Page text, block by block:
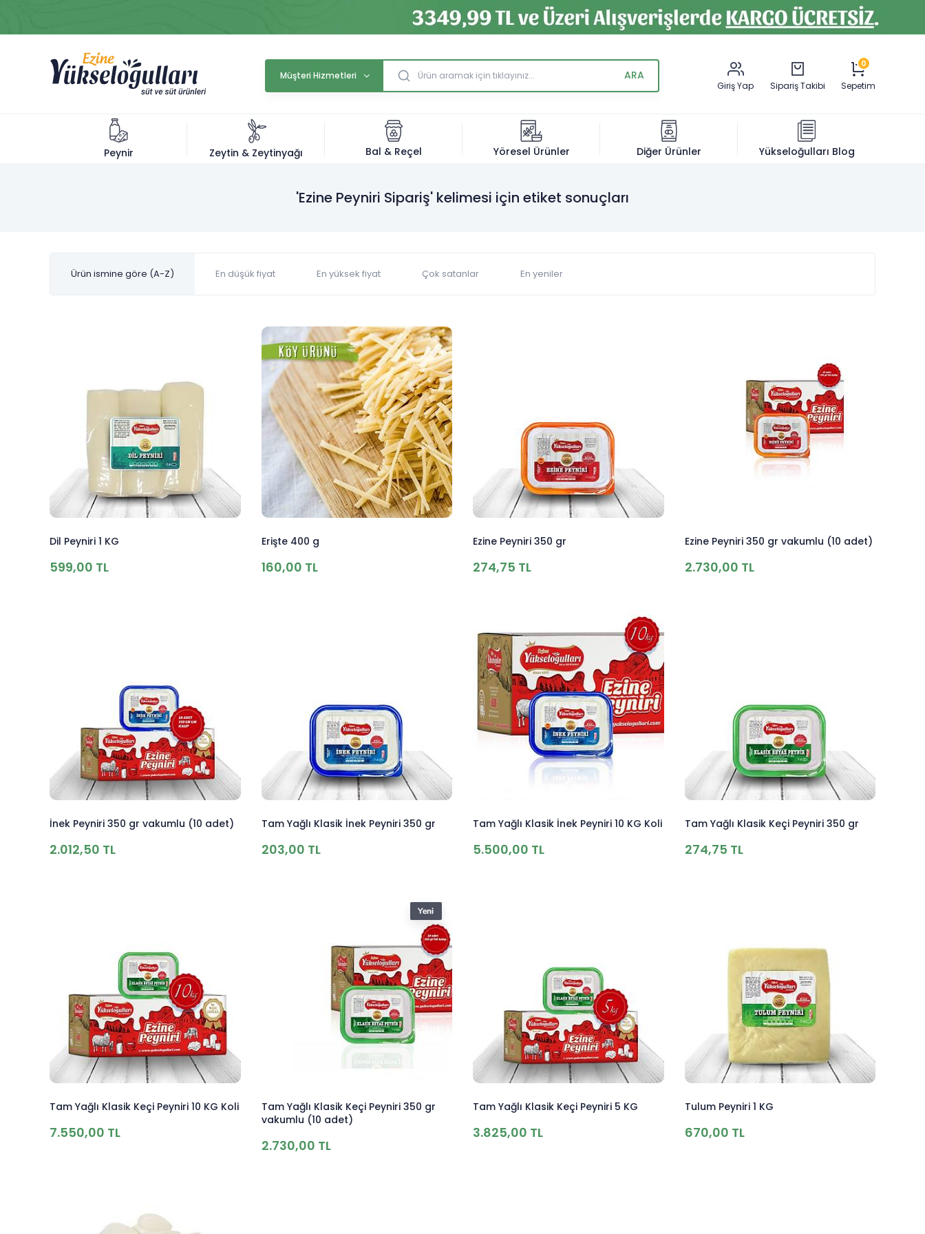
Müşteri Hizmetleri
Giriş Yap
Sipariş Takibi
0
Sepetim
Peynir Zeytin & Zeytinyağı Bal & Reçel Yöresel Ürünler Diğer Ürünler Yükseloğulları Blog
'Ezine Peyniri Sipariş' kelimesi için etiket sonuçları
Ürün ismine göre (A-Z) En düşük fiyat En yüksek fiyat Çok satanlar En yeniler
Dil Peyniri 1 KG
599,00 TL
Erişte 400 g
160,00 TL
Ezine Peyniri 350 gr
274,75 TL
Ezine Peyniri 350 gr vakumlu (10 adet)
2.730,00 TL
İnek Peyniri 350 gr vakumlu (10 adet)
2.012,50 TL
Tam Yağlı Klasik İnek Peyniri 350 gr
203,00 TL
Tam Yağlı Klasik İnek Peyniri 10 KG Koli
5.500,00 TL
Tam Yağlı Klasik Keçi Peyniri 350 gr
274,75 TL
Tam Yağlı Klasik Keçi Peyniri 10 KG Koli
7.550,00 TL
Tam Yağlı Klasik Keçi Peyniri 350 gr
vakumlu (10 adet)
2.730,00 TL
Tam Yağlı Klasik Keçi Peyniri 5 KG
3.825,00 TL
Tulum Peyniri 1 KG
670,00 TL